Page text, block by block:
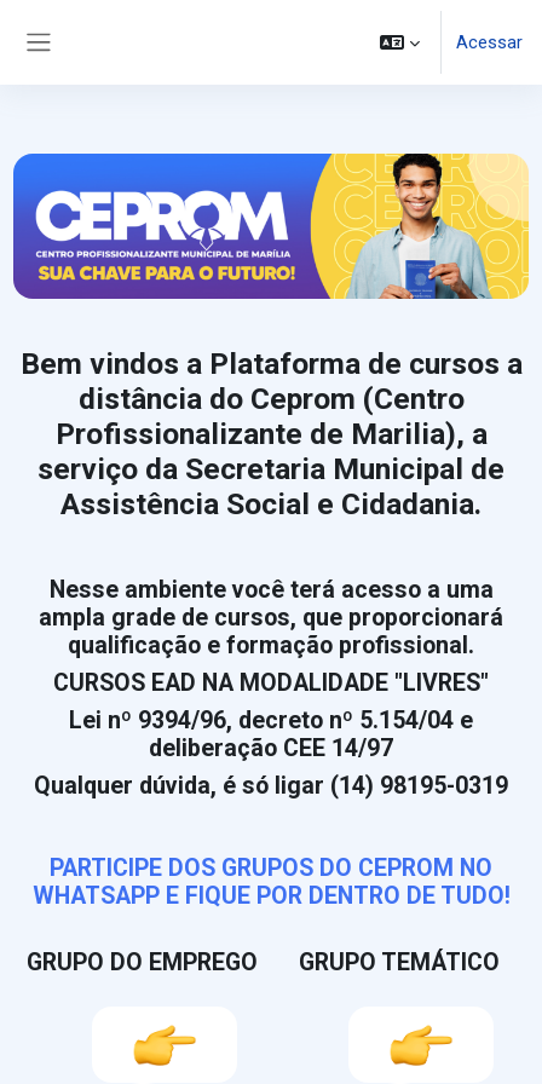
Acessar
Bem vindos a Plataforma de cursos a
distância do Ceprom (Centro
Profissionalizante de Marilia), a
serviço da Secretaria Municipal de
Assistência Social e Cidadania.
Nesse ambiente você terá acesso a uma
ampla grade de cursos, que proporcionará
qualificação e formação profissional.
CURSOS EAD NA MODALIDADE "LIVRES"
Lei nº 9394/96, decreto nº 5.154/04 e
deliberação CEE 14/97
Qualquer dúvida, é só ligar (14) 98195-0319
PARTICIPE DOS GRUPOS DO CEPROM NO
WHATSAPP E FIQUE POR DENTRO DE TUDO!
GRUPO DO EMPREGO GRUPO TEMÁTICO